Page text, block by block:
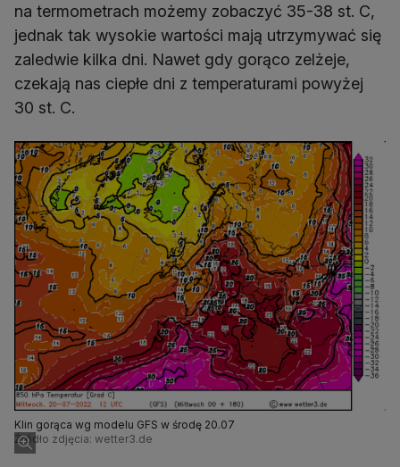
na termometrach możemy zobaczyć 35-38 st. C,
jednak tak wysokie wartości mają utrzymywać się
zaledwie kilka dni. Nawet gdy gorąco zelżeje,
czekają nas ciepłe dni z temperaturami powyżej
30 st. C.
Klin gorąca wg modelu GFS w środę 20.07
Źródło zdjęcia: wetter3.de